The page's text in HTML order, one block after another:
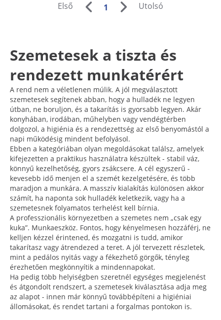
Első 1 Utolsó
Szemetesek a tiszta és
rendezett munkatérért
A rend nem a véletlenen múlik. A jól megválasztott
szemetesek segítenek abban, hogy a hulladék ne legyen
útban, ne boruljon, és a takarítás is gyorsabb legyen. Akár
konyhában, irodában, műhelyben vagy vendégtérben
dolgozol, a higiénia és a rendezettség az első benyomástól a
napi működésig mindent befolyásol.
Ebben a kategóriában olyan megoldásokat találsz, amelyek
kifejezetten a praktikus használatra készültek - stabil váz,
könnyű kezelhetőség, gyors zsákcsere. A cél egyszerű -
kevesebb idő menjen el a szemét kezelgetésére, és több
maradjon a munkára. A masszív kialakítás különösen akkor
számít, ha naponta sok hulladék keletkezik, vagy ha a
szemetesnek folyamatos terhelést kell bírnia.
A professzionális környezetben a szemetes nem „csak egy
kuka”. Munkaeszköz. Fontos, hogy kényelmesen hozzáférj, ne
kelljen kézzel érintened, és mozgatni is tudd, amikor
takarítasz vagy átrendezed a teret. A jól tervezett részletek,
mint a pedálos nyitás vagy a fékezhető görgők, tényleg
érezhetően megkönnyítik a mindennapokat.
Ha pedig több helyiségben szeretnél egységes megjelenést
és átgondolt rendszert, a szemetesek kiválasztása adja meg
az alapot - innen már könnyű továbbépíteni a higiéniai
állomásokat, és rendet tartani a forgalmas pontokon is.